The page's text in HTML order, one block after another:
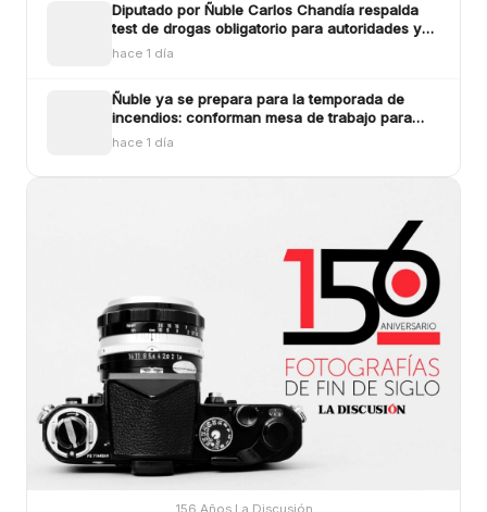
Diputado por Ñuble Carlos Chandía respalda
test de drogas obligatorio para autoridades y
funcionarios públicos
hace 1 día
Ñuble ya se prepara para la temporada de
incendios: conforman mesa de trabajo para
enfrentar los siniestros
hace 1 día